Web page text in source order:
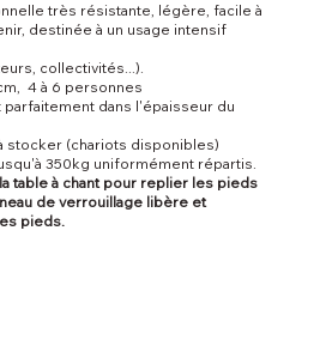
très résistante, légère, facile à
destinée à un usage intensif
collectivités...).
4 à 6 personnes
dans l'épaisseur du
stocker (chariots disponibles)
350kg uniformément répartis.
table à chant pour replier les pieds
de verrouillage libère et
pieds.